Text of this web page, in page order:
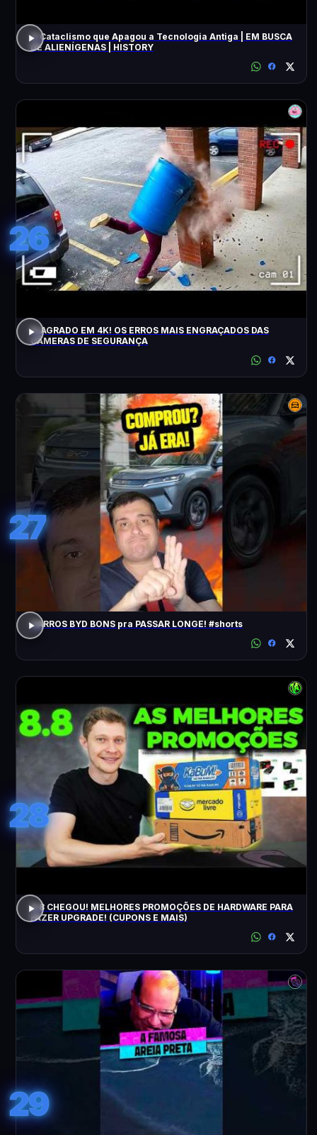
O Cataclismo que Apagou a Tecnologia Antiga | EM BUSCA
DE ALIENÍGENAS | HISTORY
26
FLAGRADO EM 4K! OS ERROS MAIS ENGRAÇADOS DAS
CÂMERAS DE SEGURANÇA
27
CARROS BYD BONS pra PASSAR LONGE! #shorts
28
8.8 CHEGOU! MELHORES PROMOÇÕES DE HARDWARE PARA
FAZER UPGRADE! (CUPONS E MAIS)
29